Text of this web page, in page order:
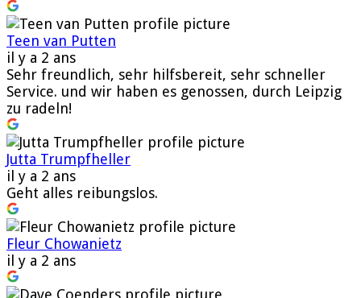
Teen van Putten
il y a 2 ans
Sehr freundlich, sehr hilfsbereit, sehr schneller
Service. und wir haben es genossen, durch Leipzig
zu radeln!
Jutta Trumpfheller
il y a 2 ans
Geht alles reibungslos.
Fleur Chowanietz
il y a 2 ans